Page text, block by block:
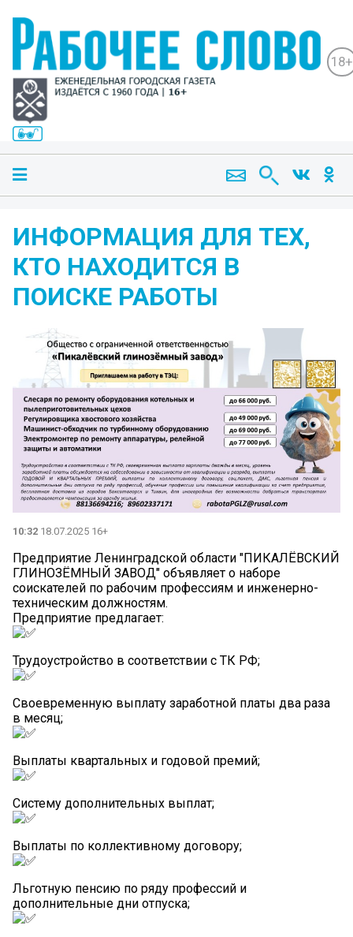
18+
ИНФОРМАЦИЯ ДЛЯ ТЕХ,
КТО НАХОДИТСЯ В
ПОИСКЕ РАБОТЫ
10:32 18.07.2025 16+
Предприятие Ленинградской области "ПИКАЛЁВСКИЙ
ГЛИНОЗЁМНЫЙ ЗАВОД" объявляет о наборе
соискателей по рабочим профессиям и инженерно-
техническим должностям.
Предприятие предлагает:
Трудоустройство в соответствии с ТК РФ;
Своевременную выплату заработной платы два раза
в месяц;
Выплаты квартальных и годовой премий;
Систему дополнительных выплат;
Выплаты по коллективному договору;
Льготную пенсию по ряду профессий и
дополнительные дни отпуска;